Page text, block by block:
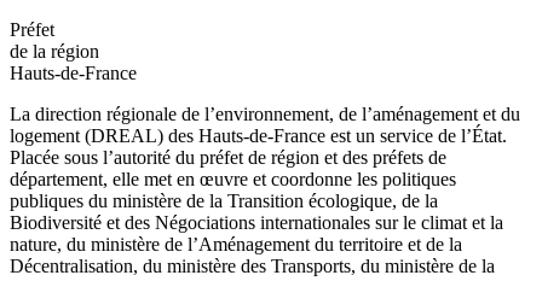
Préfet
de la région
Hauts-de-France
La direction régionale de l’environnement, de l’aménagement et du
logement (DREAL) des Hauts-de-France est un service de l’État.
Placée sous l’autorité du préfet de région et des préfets de
département, elle met en œuvre et coordonne les politiques
publiques du ministère de la Transition écologique, de la
Biodiversité et des Négociations internationales sur le climat et la
nature, du ministère de l’Aménagement du territoire et de la
Décentralisation, du ministère des Transports, du ministère de la